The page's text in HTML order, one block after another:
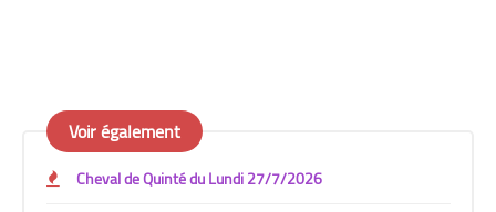
Voir également
Cheval de Quinté du Lundi 27/7/2026